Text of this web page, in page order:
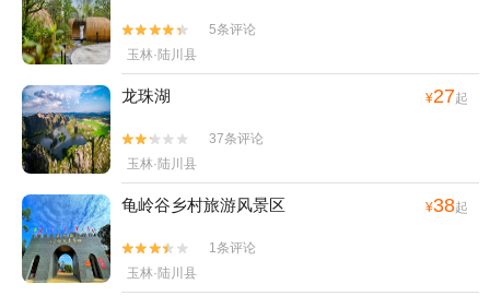


5条评论
玉林·陆川县
龙珠湖 ¥27起


37条评论
玉林·陆川县
龟岭谷乡村旅游风景区 ¥38起


1条评论
玉林·陆川县